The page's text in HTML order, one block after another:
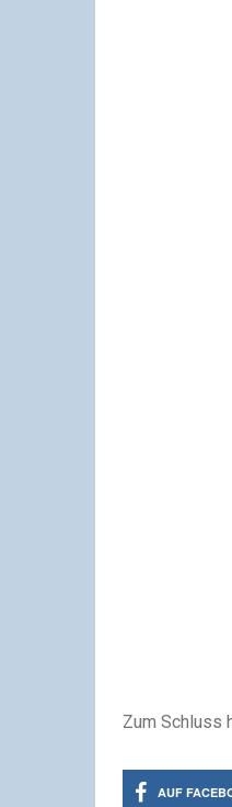
Zum Schluss
AUF